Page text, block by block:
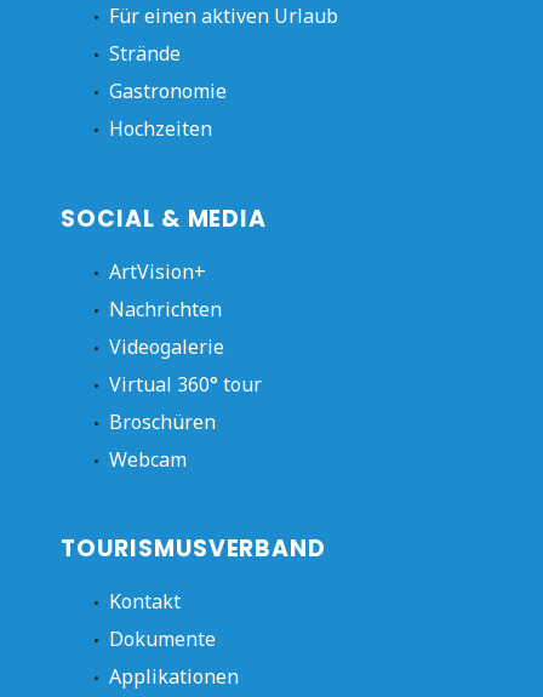
Für einen aktiven Urlaub
Strände
Gastronomie
Hochzeiten
SOCIAL & MEDIA
ArtVision+
Nachrichten
Videogalerie
Virtual 360° tour
Broschüren
Webcam
TOURISMUSVERBAND
Kontakt
Dokumente
Applikationen